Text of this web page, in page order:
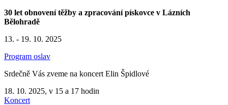
30 let obnovení těžby a zpracování pískovce v Lázních
Bělohradě
13. - 19. 10. 2025
Program oslav
Srdečně Vás zveme na koncert Elin Špidlové
18. 10. 2025, v 15 a 17 hodin
Koncert